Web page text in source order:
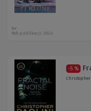
tor
Rok publikacji: 2024
-5 %